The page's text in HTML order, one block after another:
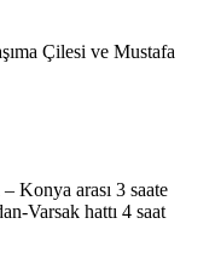
Çilesi ve Mustafa
Konya arası 3 saate
Varsak hattı 4 saat